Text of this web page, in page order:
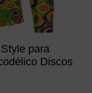
para
Discos